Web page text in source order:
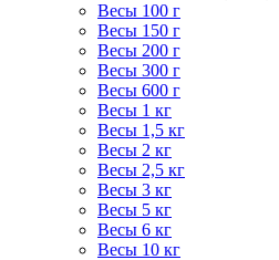
Весы 100 г
Весы 150 г
Весы 200 г
Весы 300 г
Весы 600 г
Весы 1 кг
Весы 1,5 кг
Весы 2 кг
Весы 2,5 кг
Весы 3 кг
Весы 5 кг
Весы 6 кг
Весы 10 кг